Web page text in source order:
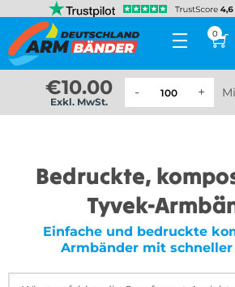
0
€10.00
Exkl. MwSt.
Bedruckte,
Tyvek-
Einfache und bedruckte
Armbänder mit